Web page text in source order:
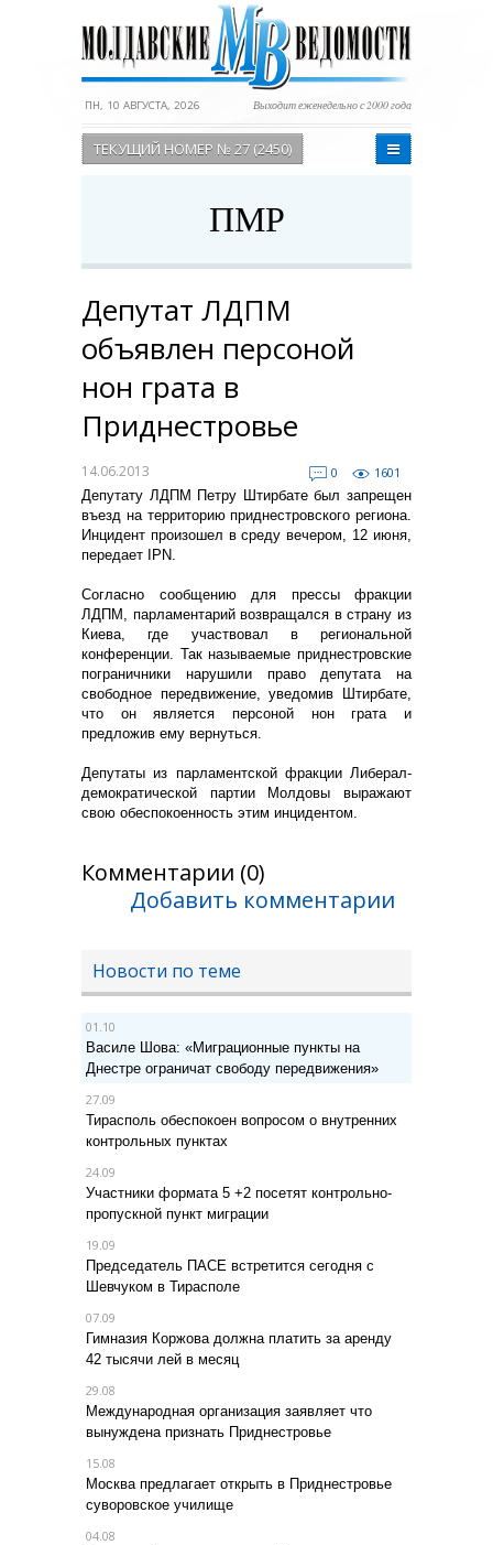
ПН, 10 АВГУСТА, 2026 Выходит еженедельно с 2000 года
ТЕКУЩИЙ НОМЕР № 27 (2450)
ПМР
Депутат ЛДПМ
объявлен персоной
нон грата в
Приднестровье
14.06.2013 0
1601
Депутату ЛДПМ Петру Штирбате был запрещен
въезд на территорию приднестровского региона.
Инцидент произошел в среду вечером, 12 июня,
передает IPN.
Согласно сообщению для прессы фракции
ЛДПМ, парламентарий возвращался в страну из
Киева, где участвовал в региональной
конференции. Так называемые приднестровские
пограничники нарушили право депутата на
свободное передвижение, уведомив Штирбате,
что он является персоной нон грата и
предложив ему вернуться.
Депутаты из парламентской фракции Либерал-
демократической партии Молдовы выражают
свою обеспокоенность этим инцидентом.
Комментарии (0)
Добавить комментарии
Новости по теме
01.10
Василе Шова: «Миграционные пункты на
Днестре ограничат свободу передвижения»
27.09
Тирасполь обеспокоен вопросом о внутренних
контрольных пунктах
24.09
Участники формата 5 +2 посетят контрольно-
пропускной пункт миграции
19.09
Председатель ПАСЕ встретится сегодня с
Шевчуком в Тирасполе
07.09
Гимназия Коржова должна платить за аренду
42 тысячи лей в месяц
29.08
Международная организация заявляет что
вынуждена признать Приднестровье
15.08
Москва предлагает открыть в Приднестровье
суворовское училище
04.08